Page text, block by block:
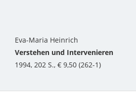
Eva-Maria Heinrich
Verstehen und Intervenieren
1994, 202 S., € 9,50 (262-1)